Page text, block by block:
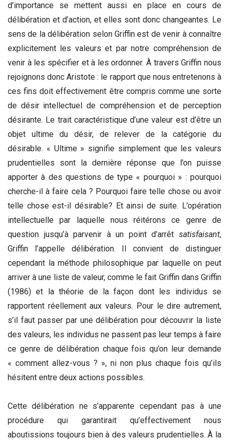
d’importance se mettent aussi en place en cours de
délibération et d’action, et elles sont donc changeantes. Le
sens de la délibération selon Griffin est de venir à connaître
explicitement les valeurs et par notre compréhension de
venir à les spécifier et à les ordonner. À travers Griffin nous
rejoignons donc Aristote : le rapport que nous entretenons à
ces fins doit effectivement être compris comme une sorte
de désir intellectuel de compréhension et de perception
désirante. Le trait caractéristique d’une valeur est d’être un
objet ultime du désir, de relever de la catégorie du
désirable. « Ultime » signifie simplement que les valeurs
prudentielles sont la dernière réponse que l’on puisse
apporter à des questions de type « pourquoi » : pourquoi
cherche-il à faire cela ? Pourquoi faire telle chose ou avoir
telle chose est-il désirable? Et ainsi de suite. L’opération
intellectuelle par laquelle nous réitérons ce genre de
question jusqu’à parvenir à un point d’arrêt satisfaisant,
Griffin l’appelle délibération. Il convient de distinguer
cependant la méthode philosophique par laquelle on peut
arriver à une liste de valeur, comme le fait Griffin dans Griffin
(1986) et la théorie de la façon dont les individus se
rapportent réellement aux valeurs. Pour le dire autrement,
s’il faut passer par une délibération pour découvrir la liste
des valeurs, les individus ne passent pas leur temps à faire
ce genre de délibération chaque fois qu’on leur demande
« comment allez-vous ? », ni non plus chaque fois qu’ils
hésitent entre deux actions possibles.
Cette délibération ne s’apparente cependant pas à une
procédure qui garantirait qu’effectivement nous
aboutissions toujours bien à des valeurs prudentielles. À la